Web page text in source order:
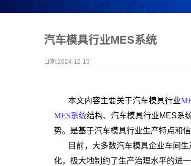
汽车模具行业MES系统
日期:2024-12-19
本文内容主要关于汽车模具行业
MES系统结构、汽车模具行业MES系
势。是基于汽车模具行业生产特点和
目前，大多数汽车模具企业车间
化，极大地制约了生产治理水平的进一